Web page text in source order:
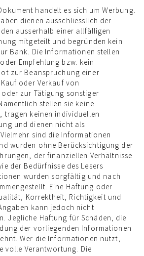
handelt es sich um Werbung.
dienen ausschliesslich der
ausserhalb einer allfälligen
mitgeteilt und begründen kein
Bank. Die Informationen stellen
Empfehlung bzw. kein
zur Beanspruchung einer
oder Verkauf von
zur Tätigung sonstiger
stellen sie keine
tragen keinen individuellen
und dienen nicht als
sind die Informationen
wurden ohne Berücksichtigung der
der finanziellen Verhältnisse
der Bedürfnisse des Lesers
wurden sorgfältig und nach
Eine Haftung oder
Korrektheit, Richtigkeit und
kann jedoch nicht
Jegliche Haftung für Schäden, die
der vorliegenden Informationen
Wer die Informationen nutzt,
volle Verantwortung. Die